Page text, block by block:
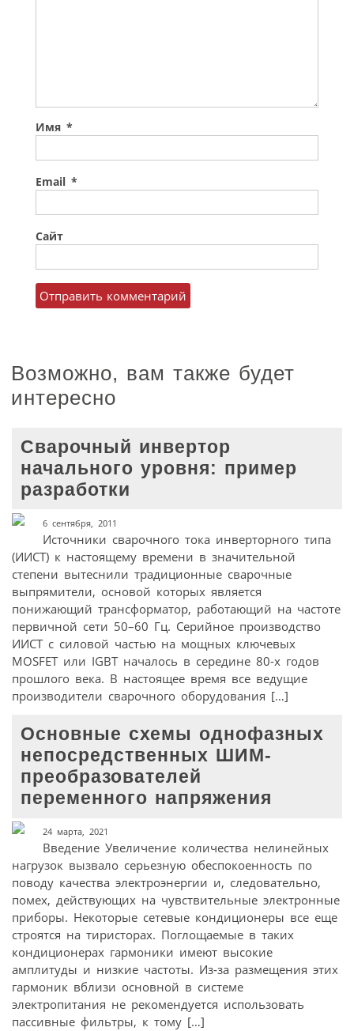
Имя *
Email *
Сайт
Возможно, вам также будет
интересно
Сварочный инвертор
начального уровня: пример
разработки
6 сентября, 2011
Источники сварочного тока инверторного типа
(ИИСТ) к настоящему времени в значительной
степени вытеснили традиционные сварочные
выпрямители, основой которых является
понижающий трансформатор, работающий на частоте
первичной сети 50–60 Гц. Серийное производство
ИИСТ с силовой частью на мощных ключевых
MOSFET или IGBT началось в середине 80-х годов
прошлого века. В настоящее время все ведущие
производители сварочного оборудования […]
Основные схемы однофазных
непосредственных ШИМ-
преобразователей
переменного напряжения
24 марта, 2021
Введение Увеличение количества нелинейных
нагрузок вызвало серьезную обеспокоенность по
поводу качества электроэнергии и, следовательно,
помех, действующих на чувствительные электронные
приборы. Некоторые сетевые кондиционеры все еще
строятся на тиристорах. Поглощаемые в таких
кондиционерах гармоники имеют высокие
амплитуды и низкие частоты. Из-за размещения этих
гармоник вблизи основной в системе
электропитания не рекомендуется использовать
пассивные фильтры, к тому […]